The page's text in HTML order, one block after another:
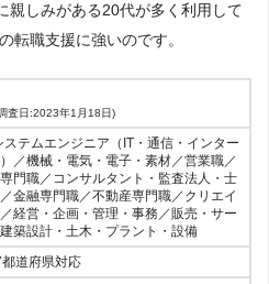
親しみがある20代が多く利用して
転職支援に強いのです。
査日:2023年1月18日)
ステムエンジニア（IT・通信・インター
／機械・電気・電子・素材／営業職／
門職／コンサルタント・監査法人・士
金融専門職／不動産専門職／クリエイ
経営・企画・管理・事務／販売・サー
築設計・土木・プラント・設備
道府県対応